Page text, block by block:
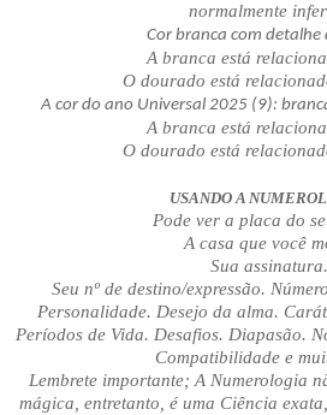
normalmente
Cor branca com detalhe
A branca está
O dourado está
A cor do ano Universal 2025 (9):
A branca está
O dourado está
USANDO A
Pode ver a placa do
A casa que você
Sua assinatura.
Seu nº de destino/expressão.
Personalidade. Desejo da alma.
Períodos de Vida. Desafios. Diapasão.
Compatibilidade e
Lembrete importante; A Numerologia
mágica, entretanto, é uma Ciência